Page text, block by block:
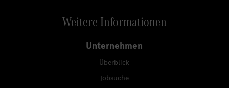
Weitere Informationen
Unternehmen
Überblick
Jobsuche